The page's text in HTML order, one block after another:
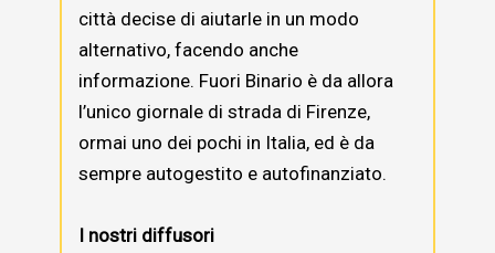
città decise di aiutarle in un modo
alternativo, facendo anche
informazione. Fuori Binario è da allora
l’unico giornale di strada di Firenze,
ormai uno dei pochi in Italia, ed è da
sempre autogestito e autofinanziato.
I nostri diffusori